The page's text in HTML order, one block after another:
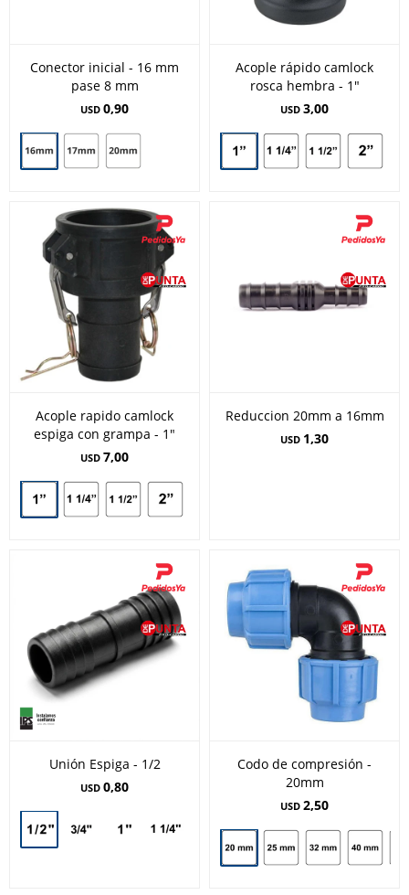
Conector inicial - 16 mm
pase 8 mm
USD 0,90
Acople rápido camlock
rosca hembra - 1"
USD 3,00
Acople rapido camlock
espiga con grampa - 1"
USD 7,00
Reduccion 20mm a 16mm
USD 1,30
Unión Espiga - 1/2
USD 0,80
Codo de compresión -
20mm
USD 2,50